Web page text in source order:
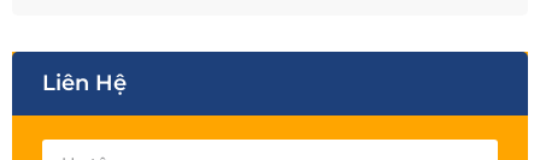
Liên Hệ